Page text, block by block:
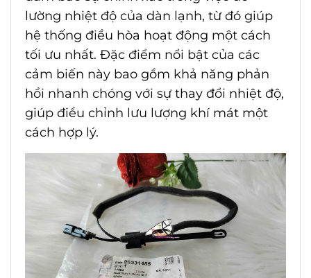
lường nhiệt độ của dàn lạnh, từ đó giúp
hệ thống điều hòa hoạt động một cách
tối ưu nhất. Đặc điểm nổi bật của các
cảm biến này bao gồm khả năng phản
hồi nhanh chóng với sự thay đổi nhiệt độ,
giúp điều chỉnh lưu lượng khí mát một
cách hợp lý.